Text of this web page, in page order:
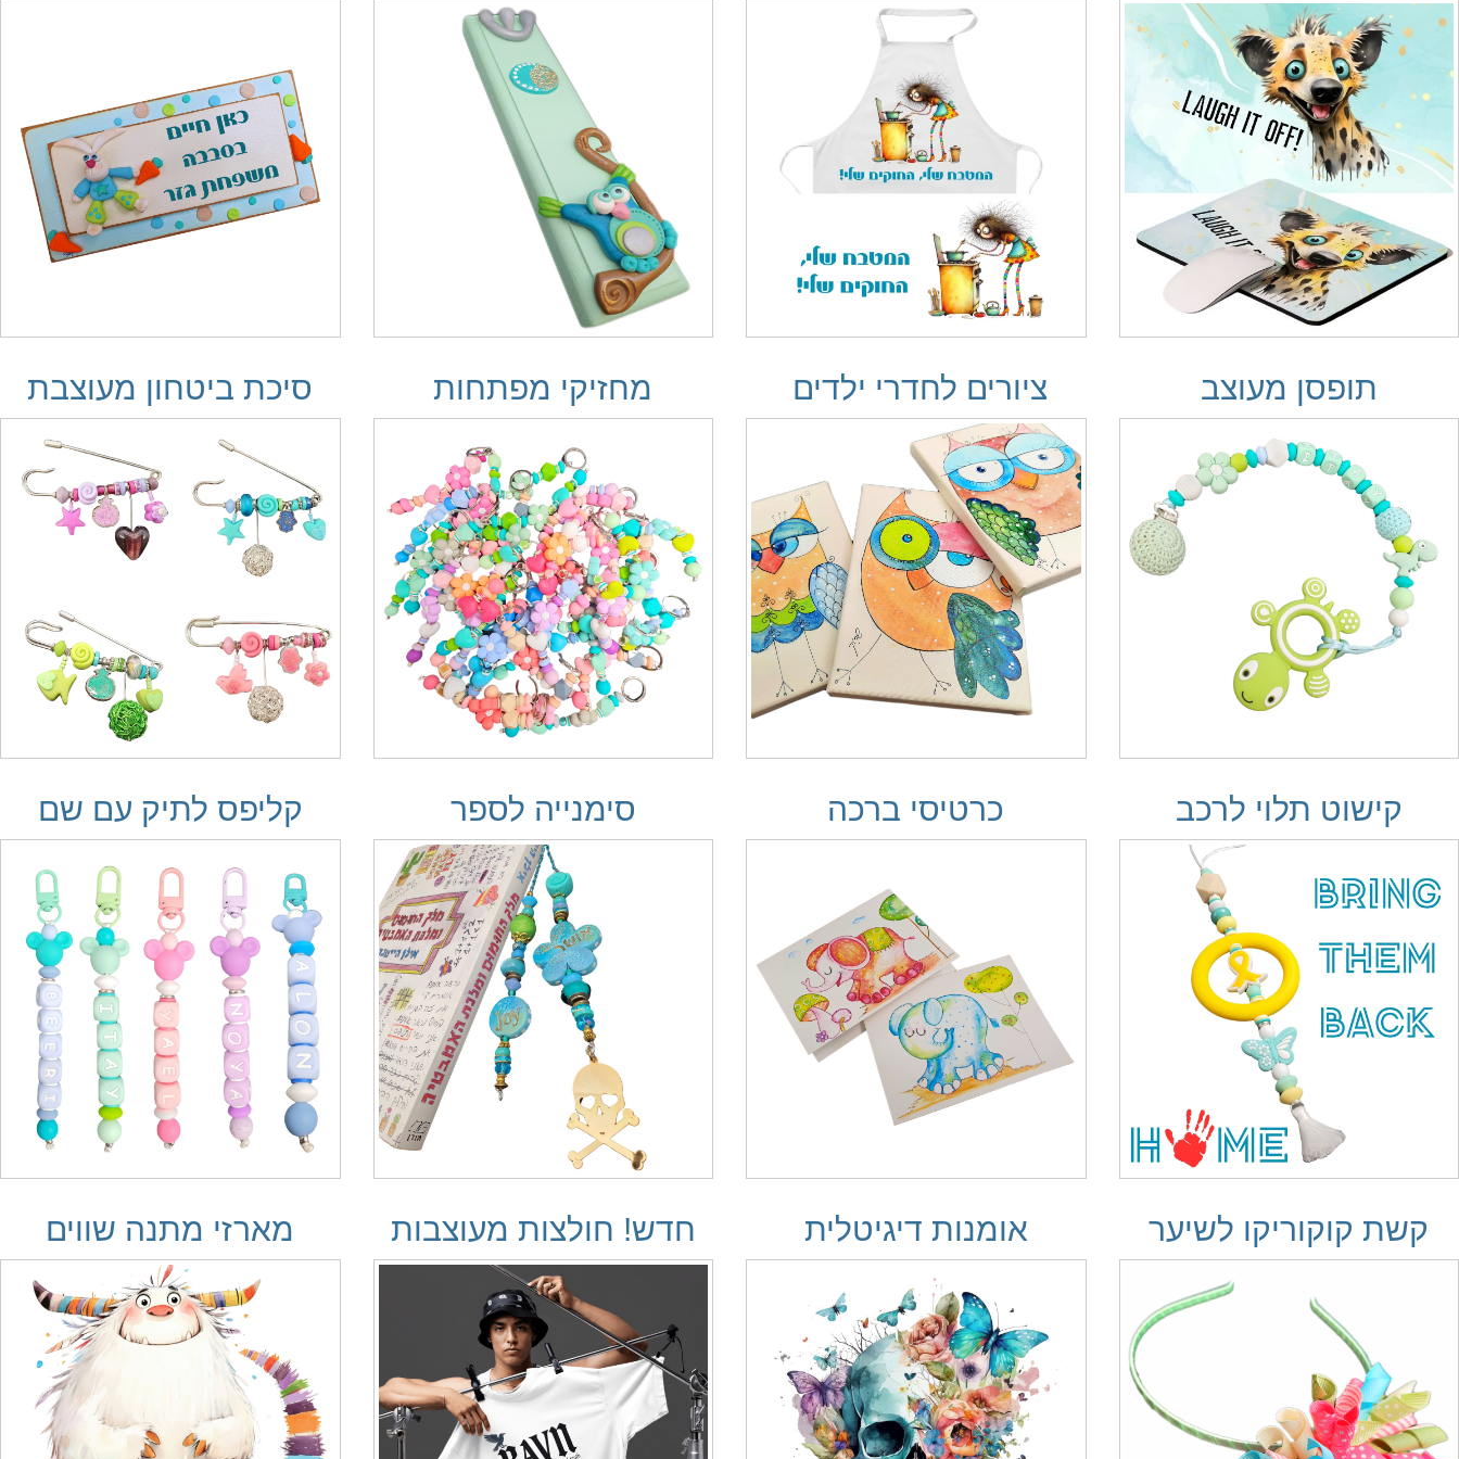
תופסן מעוצב ציורים לחדרי ילדים מחזיקי מפתחות סיכת ביטחון מעוצבת
קישוט תלוי לרכב כרטיסי ברכה סימנייה לספר קליפס לתיק עם שם
קשת קוקוריקו לשיער אומנות דיגיטלית חדש! חולצות מעוצבות מארזי מתנה שווים